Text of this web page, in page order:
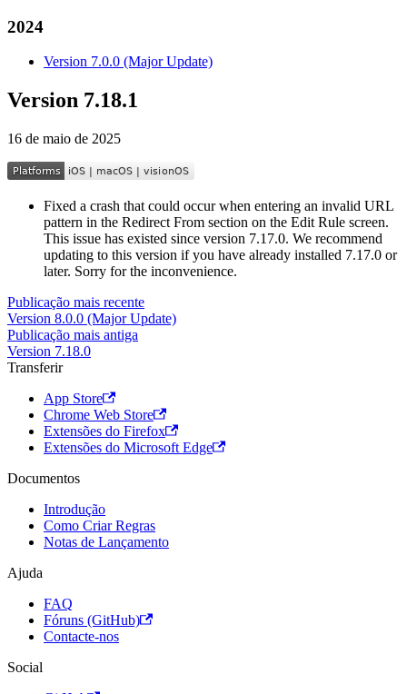
2024
Version 7.0.0 (Major Update)
Version 7.18.1
16 de maio de 2025
Fixed a crash that could occur when entering an invalid URL
pattern in the Redirect From section on the Edit Rule screen.
This issue has existed since version 7.17.0. We recommend
updating to this version if you have already installed 7.17.0 or
later. Sorry for the inconvenience.
Publicação mais recente
Version 8.0.0 (Major Update)
Publicação mais antiga
Version 7.18.0
Transferir
App Store
Chrome Web Store
Extensões do Firefox
Extensões do Microsoft Edge
Documentos
Introdução
Como Criar Regras
Notas de Lançamento
Ajuda
FAQ
Fóruns (GitHub)
Contacte-nos
Social